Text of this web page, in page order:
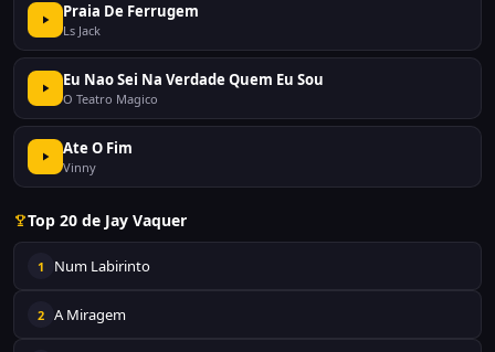
Praia De Ferrugem
Ls Jack
Eu Nao Sei Na Verdade Quem Eu Sou
O Teatro Magico
Ate O Fim
Vinny
Top 20 de Jay Vaquer
1 Num Labirinto
2 A Miragem